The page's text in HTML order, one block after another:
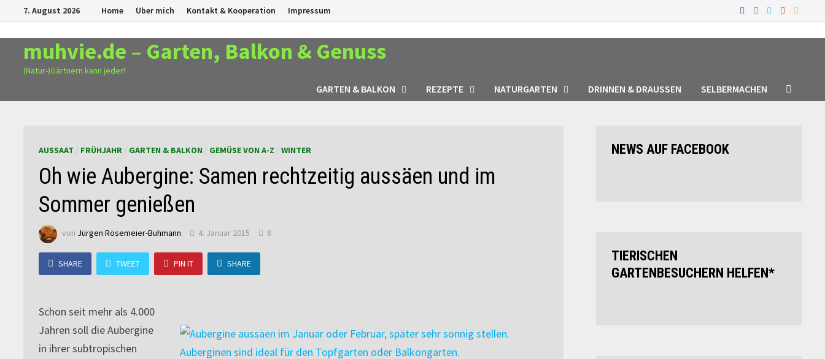
Zurück
zum
Inhalt
7. August 2026 Home Über mich Kontakt & Kooperation Impressum
muhvie.de – Garten, Balkon & Genuss
(Natur-)Gärtnern kann jeder!
GARTEN & BALKON REZEPTE NATURGARTEN DRINNEN & DRAUSSEN SELBERMACHEN
AUSSAAT FRÜHJAHR GARTEN & BALKON GEMÜSE VON A-Z /WINTER
Oh wie Aubergine: Samen rechtzeitig aussäen und im
Sommer genießen
von Jürgen Rösemeier-Buhmann 4. Januar 2015 8
SHARE TWEET PIN IT SHARE
Schon seit mehr als 4.000
Jahren soll die Aubergine
in ihrer subtropischen
NEWS AUF FACEBOOK
TIERISCHEN
GARTENBESUCHERN HELFEN*